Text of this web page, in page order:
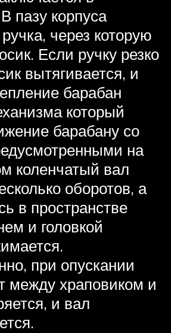
пазу корпуса
через которую
Если ручку резко
вытягивается, и
барабан
который
барабану со
на
коленчатый вал
оборотов, а
в пространстве
и головкой
при опускании
между храповиком и
и вал